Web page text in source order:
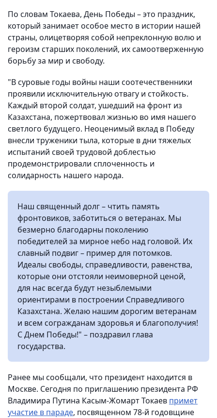
По словам Токаева, День Победы – это праздник,
который занимает особое место в истории нашей
страны, олицетворяя собой непреклонную волю и
героизм старших поколений, их самоотверженную
борьбу за мир и свободу.
"В суровые годы войны наши соотечественники
проявили исключительную отвагу и стойкость.
Каждый второй солдат, ушедший на фронт из
Казахстана, пожертвовал жизнью во имя нашего
светлого будущего. Неоценимый вклад в Победу
внесли труженики тыла, которые в дни тяжелых
испытаний своей трудовой доблестью
продемонстрировали сплоченность и
солидарность нашего народа.
Наш священный долг – чтить память
фронтовиков, заботиться о ветеранах. Мы
безмерно благодарны поколению
победителей за мирное небо над головой. Их
славный подвиг – пример для потомков.
Идеалы свободы, справедливости, равенства,
которые они отстояли неимоверной ценой,
для нас всегда будут незыблемыми
ориентирами в построении Справедливого
Казахстана. Желаю нашим дорогим ветеранам
и всем согражданам здоровья и благополучия!
С Днем Победы!" – поздравил глава
государства.
Ранее мы сообщали, что президент находится в
Москве. Сегодня по приглашению президента РФ
Владимира Путина Касым-Жомарт Токаев примет
участие в параде, посвященном 78-й годовщине